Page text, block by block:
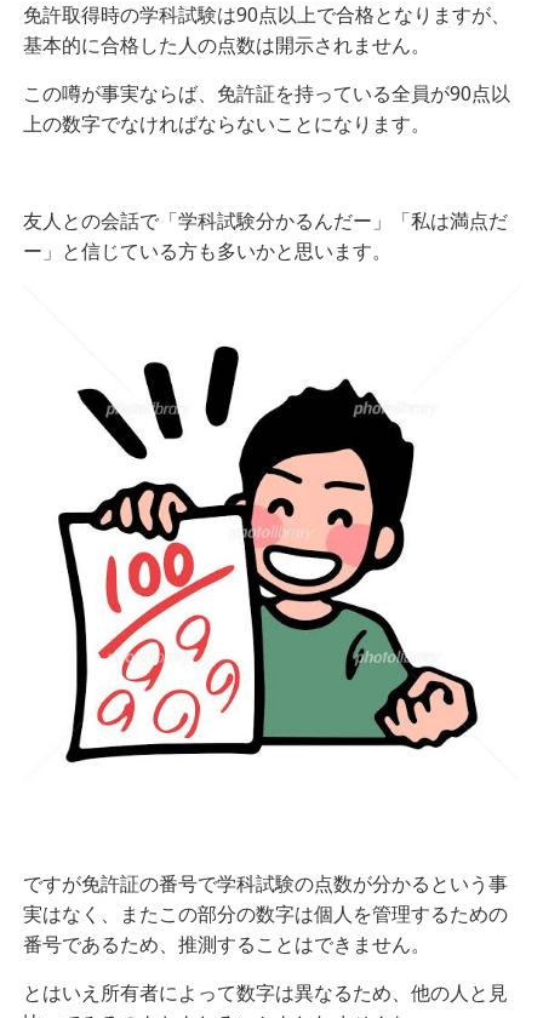
免許取得時の学科試験は90点以上で合格となりますが、
基本的に合格した人の点数は開示されません。
この噂が事実ならば、免許証を持っている全員が90点以
上の数字でなければならないことになります。
友人との会話で「学科試験分かるんだー」「私は満点だ
ー」と信じている方も多いかと思います。
ですが免許証の番号で学科試験の点数が分かるという事
実はなく、またこの部分の数字は個人を管理するための
番号であるため、推測することはできません。
とはいえ所有者によって数字は異なるため、他の人と見